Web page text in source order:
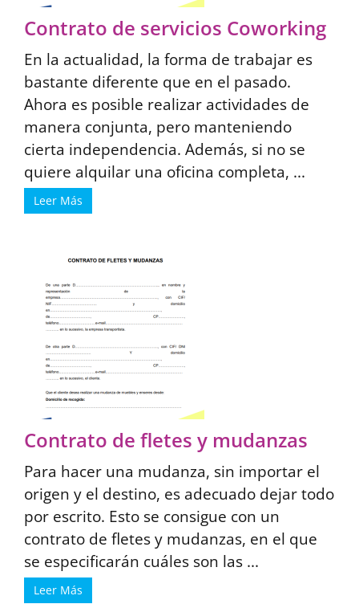
Contrato de servicios Coworking
En la actualidad, la forma de trabajar es
bastante diferente que en el pasado.
Ahora es posible realizar actividades de
manera conjunta, pero manteniendo
cierta independencia. Además, si no se
quiere alquilar una oficina completa, ...
Leer Más
Contrato de fletes y mudanzas
Para hacer una mudanza, sin importar el
origen y el destino, es adecuado dejar todo
por escrito. Esto se consigue con un
contrato de fletes y mudanzas, en el que
se especificarán cuáles son las ...
Leer Más